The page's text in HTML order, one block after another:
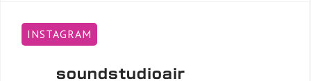
INSTAGRAM
soundstudioair